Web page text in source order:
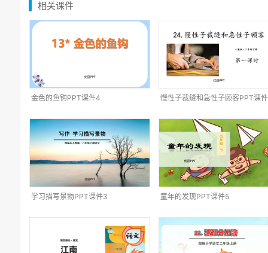
相关课件
金色的鱼钩PPT课件4 慢性子裁缝和急性子顾客PPT课
学习描写景物PPT课件3 童年的发现PPT课件5